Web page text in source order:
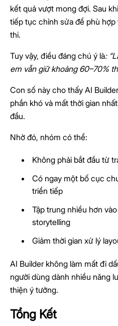
kết quả vượt mong đợi. Sau
tiếp tục chỉnh sửa để phù
thi.
Tuy vậy, điều đáng chú ý là:
em vẫn giữ khoảng 60–70%
Con số này cho thấy AI
phần khó và mất thời gian
đầu.
Nhờ đó, nhóm có thể:
Không phải bắt đầu từ
Có ngay một bố cục
triển tiếp
Tập trung nhiều hơn
storytelling
Giảm thời gian xử lý
AI Builder không làm mất đi
người dùng dành nhiều năng
thiện ý tưởng.
Tổng Kết